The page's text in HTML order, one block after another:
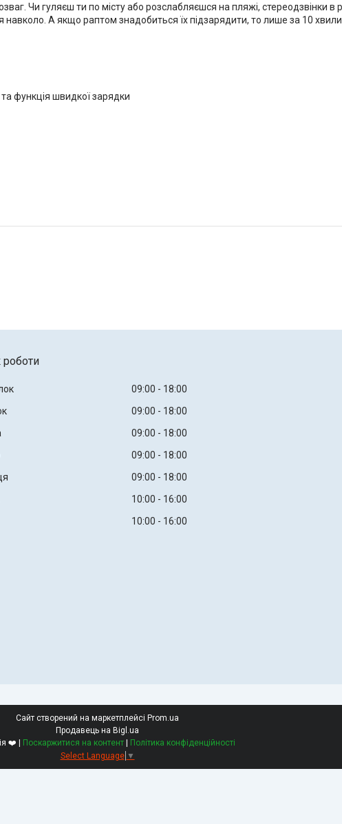
Чи гуляєш ти по місту або розслабляєшся на пляжі, стереодзвінки
навколо. А якщо раптом знадобиться їх підзарядити, то лише за 10
функція швидкої зарядки
роботи
09:00
18:00
09:00
18:00
09:00
18:00
09:00
18:00
09:00
18:00
10:00
16:00
10:00 16:00
Сайт створений на маркетплейсі Prom.ua
Продавець на Bigl.ua
Поскаржитися на контент
Політика конфіденційності
Select Language ▼